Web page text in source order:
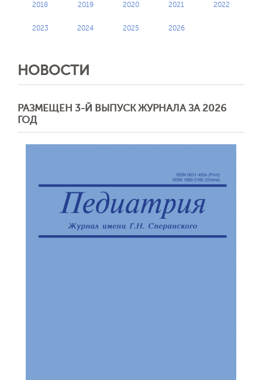
2018 2019 2020 2021 2022
2023 2024 2025 2026
НОВОСТИ
РАЗМЕЩЕН 3-Й ВЫПУСК ЖУРНАЛА ЗА 2026
ГОД